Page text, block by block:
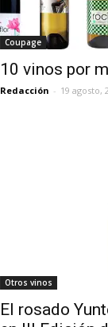
Coupage
10 vinos por
Redacción - 19 agosto,
Otros vinos
El rosado